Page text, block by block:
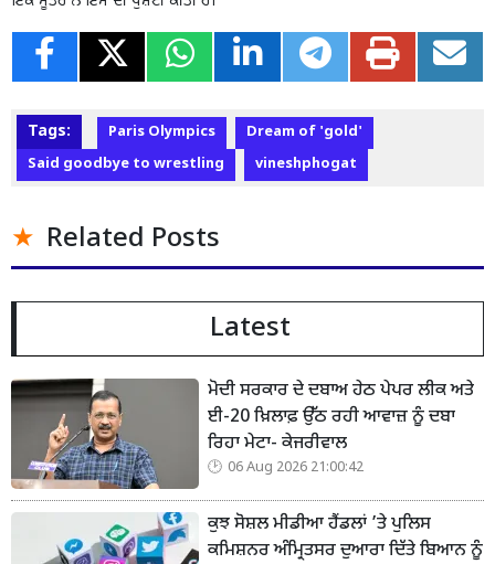
Tags: Paris Olympics
Dream of 'gold'
Said goodbye to wrestling
vineshphogat
Related Posts
Latest
ਮੋਦੀ ਸਰਕਾਰ ਦੇ ਦਬਾਅ ਹੇਠ ਪੇਪਰ ਲੀਕ ਅਤੇ
ਈ-20 ਖ਼ਿਲਾਫ਼ ਉੱਠ ਰਹੀ ਆਵਾਜ਼ ਨੂੰ ਦਬਾ
ਰਿਹਾ ਮੇਟਾ- ਕੇਜਰੀਵਾਲ
06 Aug 2026 21:00:42
ਕੁਝ ਸੋਸ਼ਲ ਮੀਡੀਆ ਹੈਂਡਲਾਂ ’ਤੇ ਪੁਲਿਸ
ਕਮਿਸ਼ਨਰ ਅੰਮ੍ਰਿਤਸਰ ਦੁਆਰਾ ਦਿੱਤੇ ਬਿਆਨ ਨੂੰ